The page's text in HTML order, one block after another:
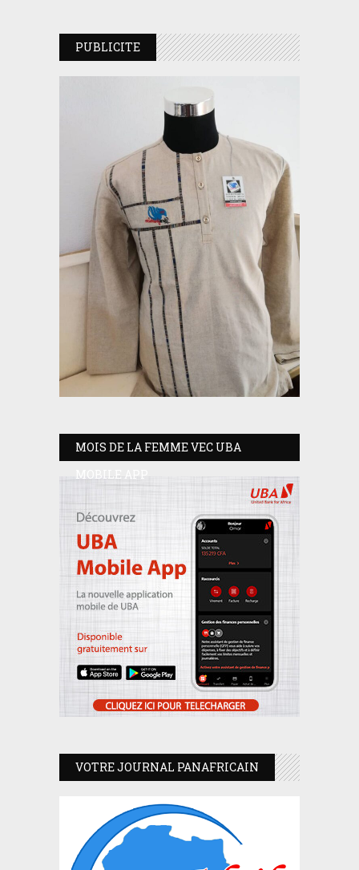
PUBLICITE
MOIS DE LA FEMME VEC UBA
MOBILE APP
VOTRE JOURNAL PANAFRICAIN